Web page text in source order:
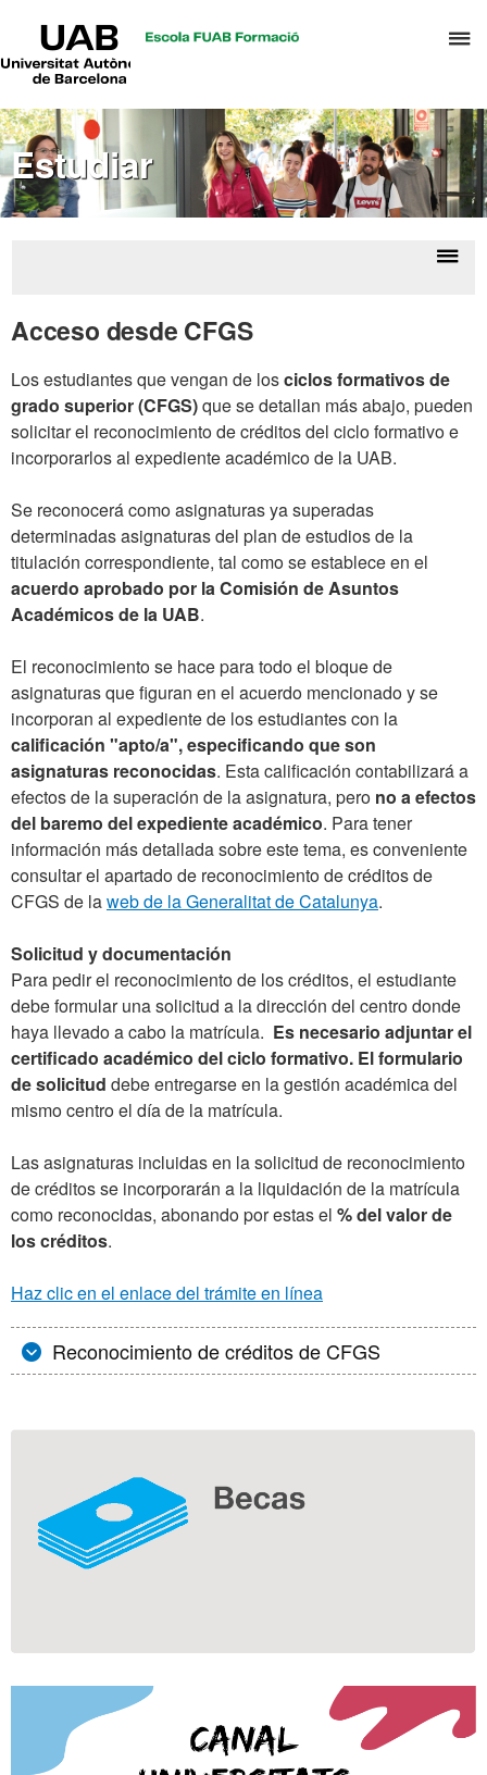
el
Universitat
Barcelona
Estudiar
Acceso desde CFGS
Los estudiantes que vengan de losciclos formativos de
grado superior (CFGS)que se detallan más abajo, pueden
solicitar el reconocimiento de créditos del ciclo formativo e
incorporarlos al expediente académico de la UAB.
Se reconocerá como asignaturas ya superadas
determinadas asignaturas del plan de estudios de la
titulación correspondiente, tal como se establece en el
acuerdo aprobado por la Comisión de Asuntos
Académicos de la UAB.
El reconocimiento se hace para todo el bloque de
asignaturas que figuran en el acuerdo mencionado y se
incorporan al expediente de los estudiantes con la
calificación "apto/a", especificando que son
asignaturas reconocidas. Esta calificación contabilizará a
efectos de la superación de la asignatura, pero no a efectos
del baremo del expediente académico. Para tener
información más detallada sobre este tema, es conveniente
consultar el apartado de reconocimiento de créditos de
CFGS de laweb de la Generalitat de Catalunya.
Solicitud y documentación
Para pedir el reconocimiento de los créditos, el estudiante
debe formular una solicitud a la dirección del centro donde
haya llevado a cabo la matrícula. Es necesario adjuntar el
certificado académico del ciclo formativo. El formulario
de solicitud debe entregarse en la gestión académica del
mismo centro el día de la matrícula.
Las asignaturas incluidas en la solicitud de reconocimiento
de créditos se incorporarán a la liquidación de la matrícula
como reconocidas, abonando por estas el % del valor de
los créditos.
Haz clic en el enlace del trámite en línea
Reconocimiento de créditos de CFGS
Información
complementaria